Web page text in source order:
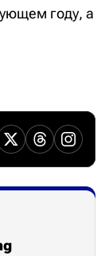
году, а